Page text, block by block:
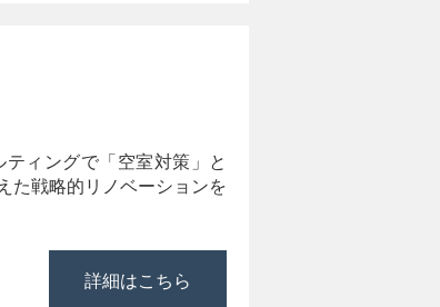
ィングで「空室対策」と
た戦略的リノベーションを
詳細はこちら